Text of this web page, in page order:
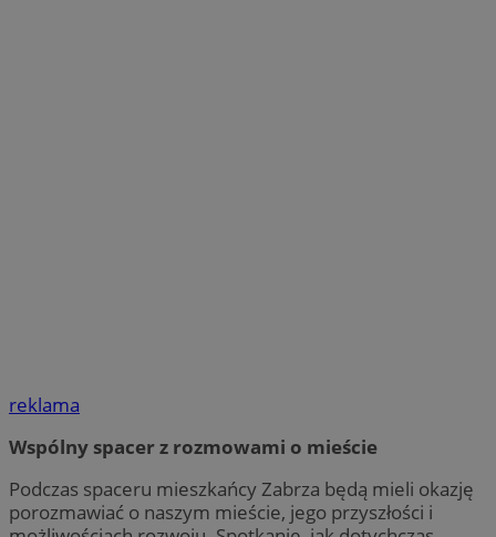
reklama
Wspólny spacer z rozmowami o mieście
Podczas spaceru mieszkańcy Zabrza będą mieli okazję
porozmawiać o naszym mieście, jego przyszłości i